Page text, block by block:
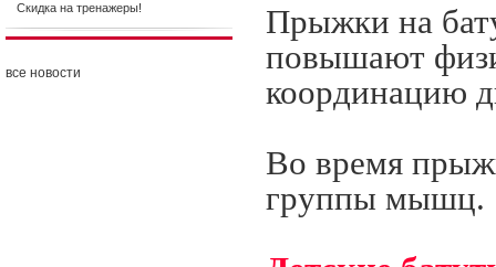
Скидка на тренажеры!
все новости
Прыжки на
повышают
координацию
Во время
группы мышц.